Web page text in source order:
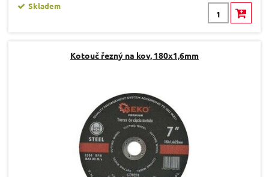
Skladem
Kotouč řezný na kov, 180x1,6mm